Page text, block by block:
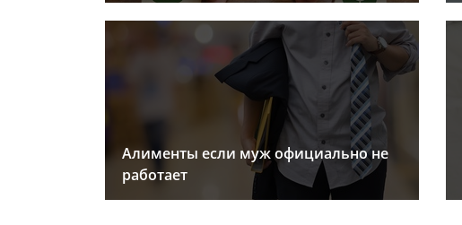
Алименты если муж официально не
работает